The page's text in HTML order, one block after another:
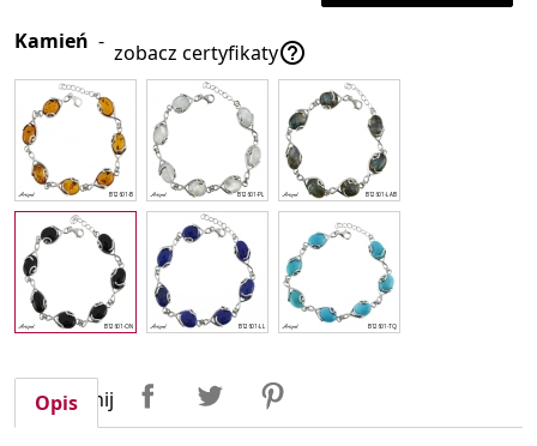
Kamień - zobacz certyfikaty
Udostępnij UdostępnijTweetuj
Opis